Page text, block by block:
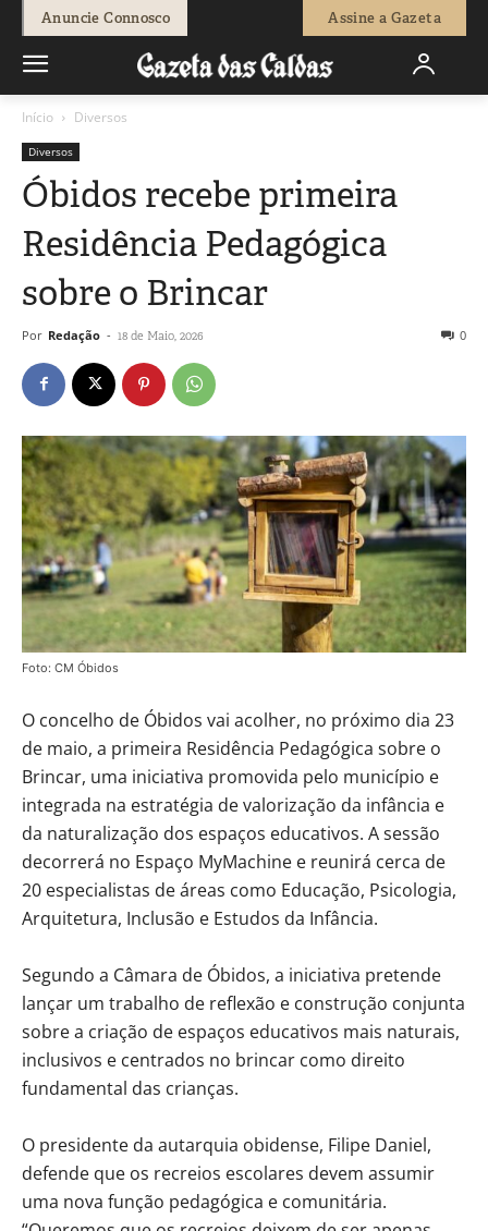
Anuncie Connosco Assine a Gazeta
Início Diversos
Diversos
Óbidos recebe primeira
Residência Pedagógica
sobre o Brincar
Por Redação - 18 de Maio, 2026 0
Foto: CM Óbidos
O concelho de Óbidos vai acolher, no próximo dia 23
de maio, a primeira Residência Pedagógica sobre o
Brincar, uma iniciativa promovida pelo município e
integrada na estratégia de valorização da infância e
da naturalização dos espaços educativos. A sessão
decorrerá no Espaço MyMachine e reunirá cerca de
20 especialistas de áreas como Educação, Psicologia,
Arquitetura, Inclusão e Estudos da Infância.
Segundo a Câmara de Óbidos, a iniciativa pretende
lançar um trabalho de reflexão e construção conjunta
sobre a criação de espaços educativos mais naturais,
inclusivos e centrados no brincar como direito
fundamental das crianças.
O presidente da autarquia obidense, Filipe Daniel,
defende que os recreios escolares devem assumir
uma nova função pedagógica e comunitária.